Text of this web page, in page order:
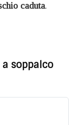
caduta.
a soppalco